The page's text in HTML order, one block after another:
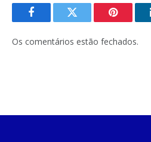
FacebookTwitter Pinterest
Os comentários estão fechados.